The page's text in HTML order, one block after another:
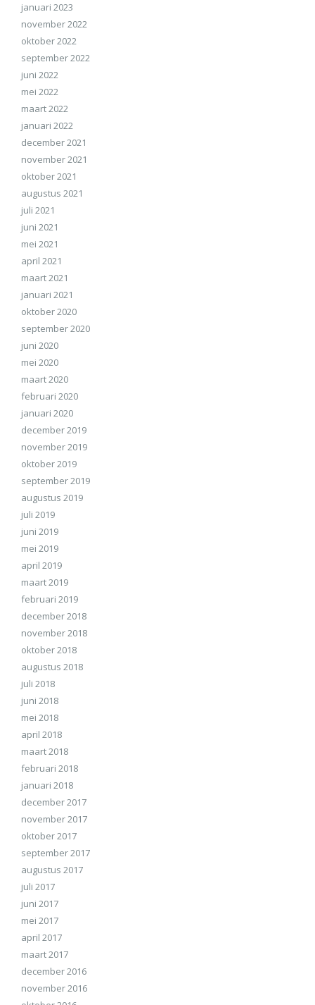
januari 2023
november 2022
oktober 2022
september 2022
juni 2022
mei 2022
maart 2022
januari 2022
december 2021
november 2021
oktober 2021
augustus 2021
juli 2021
juni 2021
mei 2021
april 2021
maart 2021
januari 2021
oktober 2020
september 2020
juni 2020
mei 2020
maart 2020
februari 2020
januari 2020
december 2019
november 2019
oktober 2019
september 2019
augustus 2019
juli 2019
juni 2019
mei 2019
april 2019
maart 2019
februari 2019
december 2018
november 2018
oktober 2018
augustus 2018
juli 2018
juni 2018
mei 2018
april 2018
maart 2018
februari 2018
januari 2018
december 2017
november 2017
oktober 2017
september 2017
augustus 2017
juli 2017
juni 2017
mei 2017
april 2017
maart 2017
december 2016
november 2016